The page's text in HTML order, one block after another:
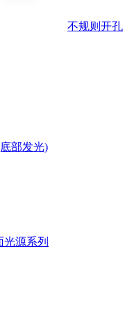
不规则开孔
部发光)
光源系列